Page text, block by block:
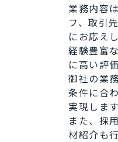
業務内容
フ、取引
にお応え
経験豊富
に高い評
御社の業
条件に合
実現します
また、採
材紹介も